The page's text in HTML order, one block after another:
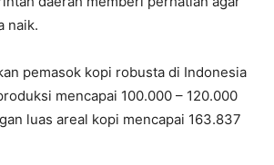
naik.
pemasok kopi robusta di Indonesia
mencapai 100.000 – 120.000
luas areal kopi mencapai 163.837